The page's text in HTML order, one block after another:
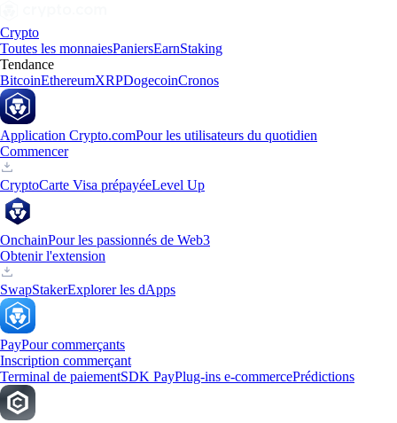
Crypto
Toutes les monnaiesPaniersEarnStaking
Tendance
BitcoinEthereumXRPDogecoinCronos
Application Crypto.comPour les utilisateurs du quotidien
Commencer
CryptoCarte Visa prépayéeLevel Up
OnchainPour les passionnés de Web3
Obtenir l'extension
SwapStakerExplorer les dApps
PayPour commerçants
Inscription commerçant
Terminal de paiementSDK PayPlug-ins e-commercePrédictions